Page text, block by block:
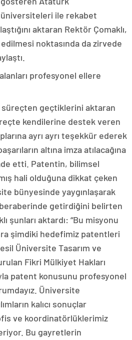
ile rekabet
aktaran Rektör Çomaklı,
noktasında da zirvede
profesyonel ellere
geçtiklerini aktaran
kendilerine destek veren
ayrı ayrı teşekkür ederek
altına imza atılacağına
etti. Patentin, bilimsel
hali olduğuna dikkat çeken
bünyesinde yaygınlaşarak
beraberinde getirdiğini belirten
şunları aktardı: “Bu misyonu
şimdiki hedefimiz patentleri
Üniversite Tasarım ve
Fikri Mülkiyet Hakları
patent konusunu profesyonel
Üniversite
kalıcı sonuçlar
ve koordinatörlüklerimiz
Bu gayretlerin